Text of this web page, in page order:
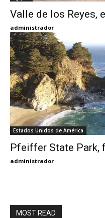
Valle de los Reyes,
administrador
Estados Unidos de América
Pfeiffer State Park,
administrador
MOST READ